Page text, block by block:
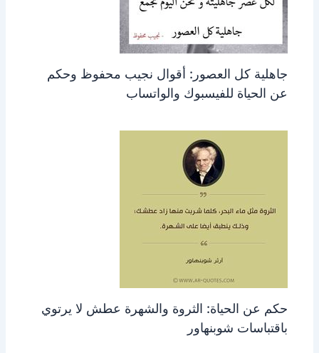
جاهلية كل العصور: أقوال نجيب محفوظ وحكم
عن الحياة للفيسبوك والواتساب
حكم عن الحياة: الثروة والشهرة عطش لا يرتوي
باقتباسات شوبنهاور